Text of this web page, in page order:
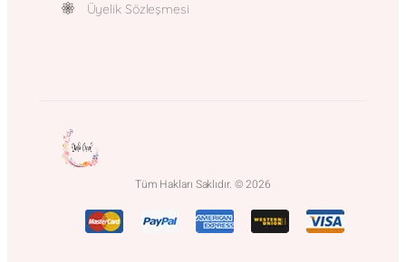
Üyelik Sözleşmesi
Tüm Hakları Saklıdır. © 2026